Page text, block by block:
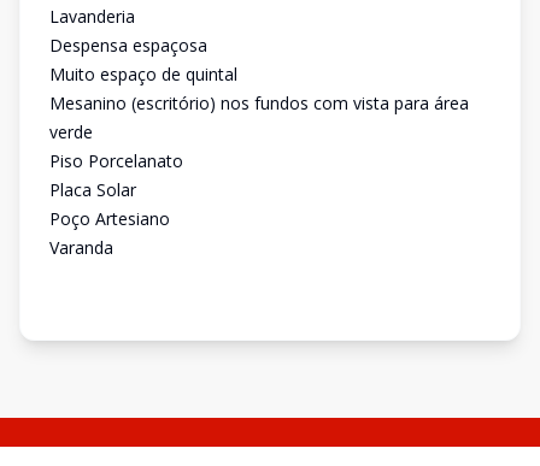
Lavanderia
Despensa espaçosa
Muito espaço de quintal
Mesanino (escritório) nos fundos com vista para área
verde
Piso Porcelanato
Placa Solar
Poço Artesiano
Varanda